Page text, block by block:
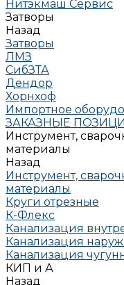
Нитэкмаш Сервис
Затворы
Назад
Затворы
ЛМЗ
СибЗТА
Дендор
Хорнхоф
Импортное
ЗАКАЗНЫЕ
Инструмент,
материалы
Назад
Инструмент,
материалы
Круги отрезные
К-Флекс
Канализация
Канализация
Канализация
КИП и А
Назад